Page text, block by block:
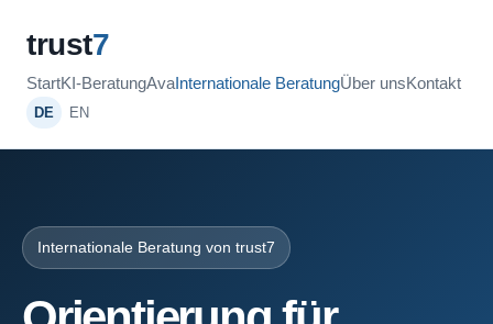
trust7
StartKI-BeratungAvaInternationale BeratungÜber unsKontakt
DE EN
Internationale Beratung von trust7